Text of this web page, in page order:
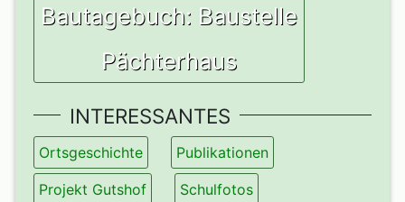
Bautagebuch: Baustelle
Pächterhaus
INTERESSANTES
Ortsgeschichte Publikationen
Projekt Gutshof Schulfotos